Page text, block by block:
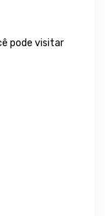
pode visitar